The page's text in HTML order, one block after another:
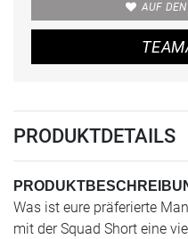
AUF
PRODUKTDETAILS
Was ist eure präferierte
mit der Squad Short eine